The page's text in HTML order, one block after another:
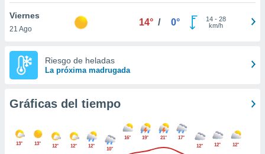
similares
este sitio
IP
de
traten tus
a lo que
Viernes
21 Ago
14° / 0° 14- 28
km/h
Riesgo de heladas
La próxima madrugada
Gráficas del tiempo
13° 13° 12° 12° 12°
10°
16° 19° 21°
17°
12°
12° 12°